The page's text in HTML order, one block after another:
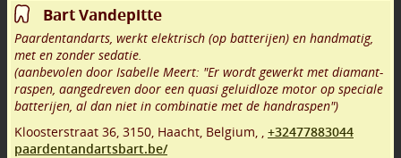
Bart Vandepitte
Paardentandarts, werkt elektrisch (op batterijen) en handmatig,
met en zonder sedatie.
(aanbevolen door Isabelle Meert: "Er wordt gewerkt met diamant-
raspen, aangedreven door een quasi geluidloze motor op speciale
batterijen, al dan niet in combinatie met de handraspen")
Kloosterstraat 36 3150 Haacht Belgium,
+32477883044
paardentandartsbart.be/